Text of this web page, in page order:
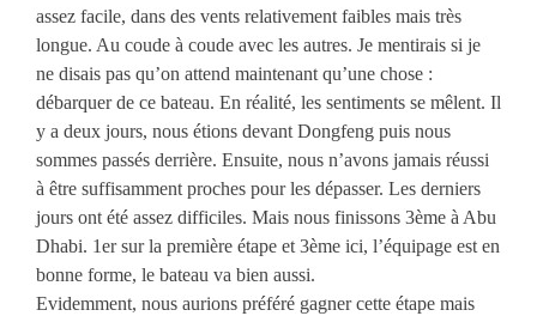
assez facile, dans des vents relativement faibles mais très
longue. Au coude à coude avec les autres. Je mentirais si je
ne disais pas qu’on attend maintenant qu’une chose :
débarquer de ce bateau. En réalité, les sentiments se mêlent. Il
y a deux jours, nous étions devant Dongfeng puis nous
sommes passés derrière. Ensuite, nous n’avons jamais réussi
à être suffisamment proches pour les dépasser. Les derniers
jours ont été assez difficiles. Mais nous finissons 3ème à Abu
Dhabi. 1er sur la première étape et 3ème ici, l’équipage est en
bonne forme, le bateau va bien aussi.
Evidemment, nous aurions préféré gagner cette étape mais